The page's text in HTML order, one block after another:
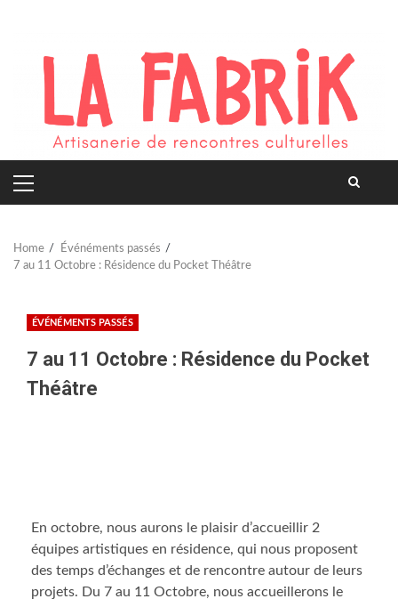
PRIMARY
MENU
Home
Événéments passés
7 au 11 Octobre : Résidence du Pocket Théâtre
ÉVÉNÉMENTS PASSÉS
7 au 11 Octobre : Résidence du Pocket
Théâtre
En octobre, nous aurons le plaisir d’accueillir 2
équipes artistiques en résidence, qui nous proposent
des temps d’échanges et de rencontre autour de leurs
projets. Du 7 au 11 Octobre, nous accueillerons le